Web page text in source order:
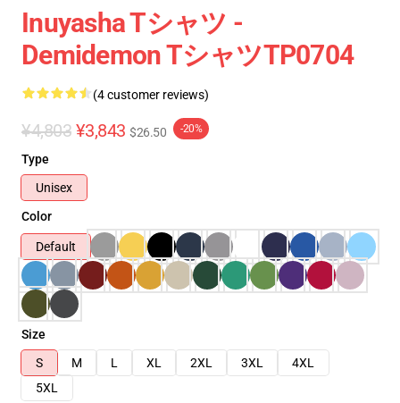
Inuyasha Tシャツ -
Demidemon TシャツTP0704
(4 customer reviews)
¥4,803 ¥3,843 $26.50 -20%
Type
Unisex
Color
Default
Size
S
M L XL 2XL 3XL
4XL
5XL